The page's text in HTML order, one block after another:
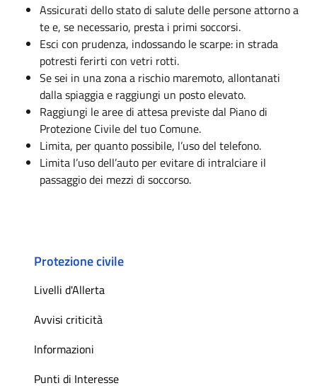
Assicurati dello stato di salute delle persone attorno a
te e, se necessario, presta i primi soccorsi.
Esci con prudenza, indossando le scarpe: in strada
potresti ferirti con vetri rotti.
Se sei in una zona a rischio maremoto, allontanati
dalla spiaggia e raggiungi un posto elevato.
Raggiungi le aree di attesa previste dal Piano di
Protezione Civile del tuo Comune.
Limita, per quanto possibile, l’uso del telefono.
Limita l’uso dell’auto per evitare di intralciare il
passaggio dei mezzi di soccorso.
Protezione civile
Livelli d'Allerta
Avvisi criticità
Informazioni
Punti di Interesse